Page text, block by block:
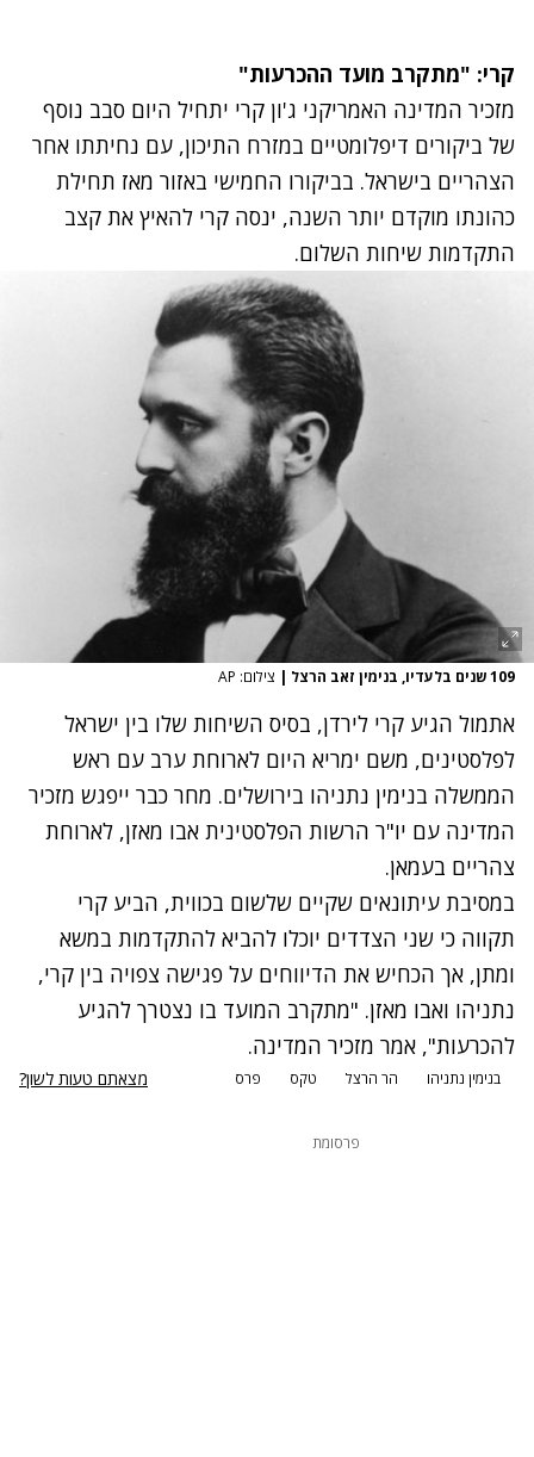
קרי: "מתקרב מועד ההכרעות"
מזכיר המדינה האמריקני ג'ון קרי יתחיל היום סבב נוסף
של ביקורים דיפלומטיים במזרח התיכון, עם נחיתתו אחר
הצהריים בישראל. בביקורו החמישי באזור מאז תחילת
כהונתו מוקדם יותר השנה, ינסה קרי להאיץ את קצב
התקדמות שיחות השלום.
109 שנים בלעדיו, בנימין זאב הרצל | צילום: AP
אתמול הגיע קרי לירדן, בסיס השיחות שלו בין ישראל
לפלסטינים, משם ימריא היום לארוחת ערב עם ראש
הממשלה בנימין נתניהו בירושלים. מחר כבר ייפגש מזכיר
המדינה עם יו"ר הרשות הפלסטינית אבו מאזן, לארוחת
צהריים בעמאן.
במסיבת עיתונאים שקיים שלשום בכווית, הביע קרי
תקווה כי שני הצדדים יוכלו להביא להתקדמות במשא
ומתן, אך הכחיש את הדיווחים על פגישה צפויה בין קרי,
נתניהו ואבו מאזן. "מתקרב המועד בו נצטרך להגיע
להכרעות", אמר מזכיר המדינה.
בנימין נתניהו הר הרצל טקס פרס מצאתם טעות לשון?
פרסומת